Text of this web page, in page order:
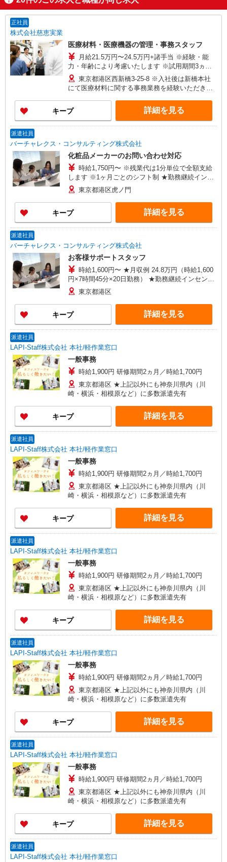
正社員
株式会社慈恵実業
医療材料・医療機器の管理・事務スタッフ
月給21.5万円〜24.5万円+諸手当 ※経験・能
力・年齢により考慮いたします ※試用期間3ヵ月
あり（期間中は月給20.5万円以上） ※賞与年2回
（昨年度実績 平均5.5ヶ月分） ■年収例■ 想定年
収375万円〜530万円※経験等考慮 ・20代：年収
375万円 ・30代：年収430万円 ・40代：年収460万
円 ・50代：年収530万円
東京都港区西新橋3-25-8 ※入社後は新橋本社
にて医療材料に関する事務業務を経験いただきま
へ配属となります。 ※配属時期は入社後約6カ
月〜2年程度を予定 ・東京慈恵会医科大学附属病
院（東京都港区西新橋3丁目19-18） ・東京慈恵会
目41-2） ・東京慈恵会医科大学西部医療センター
（東京都狛江市和泉本町4丁目11-1） ・東京慈恵
会医科大学附属柏病院（千葉県柏市柏下163番地
1）
キープ 詳細を見る
派遣社員
バーチャレクス・コンサルティング株式会社
化粧品メーカーのお問い合わせ対応
時給1,750円〜 ※残業代は1分単位で全額支給
します ※1ヶ月ごとのシフト制 ★勤務継続インセ
ンティブ7万円支給♪（当社規定あり） ※入社月含
む6か月継続勤務するとインセンティブが支給され
ます！ ＜収入例＞ 1750円×7h×週5(20日)＝
245,000円
東京都港区虎ノ門
キープ 詳細を見る
派遣社員
バーチャレクス・コンサルティング株式会社
お客様サポートスタッフ
時給1,600円〜 ★月収例 24.8万円（時給1,600
円×7時間45分×20日勤務） ★勤務継続インセンテ
ィブ7万円支給♪（当社規定あり） 入社月含む6か
月継続勤務するとインセンティブが支給されま
す！ ■昇給あり ■交通費支給（上限3万円/月）
東京都港区
キープ 詳細を見る
派遣社員
LAPI-Staff株式会社 本社/軽作業窓口
一般事務
時給1,900円 研修期間2ヵ月／時給1,700円
東京都港区 ★上記以外にも神奈川県内（川
崎・横浜・相模原など）に多数派遣先有
キープ 詳細を見る
派遣社員
LAPI-Staff株式会社 本社/軽作業窓口
一般事務
時給1,900円 研修期間2ヵ月／時給1,700円
東京都港区 ★上記以外にも神奈川県内（川
崎・横浜・相模原など）に多数派遣先有
キープ 詳細を見る
派遣社員
LAPI-Staff株式会社 本社/軽作業窓口
一般事務
時給1,900円 研修期間2ヵ月／時給1,700円
東京都港区 ★上記以外にも神奈川県内（川
崎・横浜・相模原など）に多数派遣先有
キープ 詳細を見る
派遣社員
LAPI-Staff株式会社 本社/軽作業窓口
一般事務
時給1,900円 研修期間2ヵ月／時給1,700円
東京都港区 ★上記以外にも神奈川県内（川
崎・横浜・相模原など）に多数派遣先有
キープ 詳細を見る
派遣社員
LAPI-Staff株式会社 本社/軽作業窓口
一般事務
時給1,900円 研修期間2ヵ月／時給1,700円
東京都港区 ★上記以外にも神奈川県内（川
崎・横浜・相模原など）に多数派遣先有
キープ 詳細を見る
派遣社員
LAPI-Staff株式会社 本社/軽作業窓口